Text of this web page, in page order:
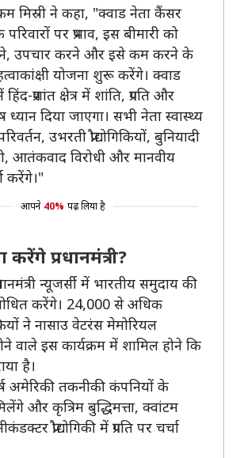
मिस्री ने कहा, "क्वाड नेता कैंसर
पर प्रभाव, इस बीमारी को
उपचार करने और इसे कम करने के
योजना शुरू करेंगे। क्वाड
प्रशांत क्षेत्र में शांति, प्रगति और
ध्यान दिया जाएगा। सभी नेता स्वास्थ्य
उभरती प्रौद्योगिकियों, बुनियादी
आतंकवाद विरोधी और मानवीय
करेंगे।"
आपने 40% पढ़ लिया है
करेंगे प्रधानमंत्री?
न्यूजर्सी में भारतीय समुदाय की
करेंगे। 24,000 से अधिक
ने नासाउ वेटरंस मेमोरियल
वाले इस कार्यक्रम में शामिल होने कि
है।
अमेरिकी तकनीकी कंपनियों के
और कृत्रिम बुद्धिमत्ता, क्वांटम
प्रौद्योगिकी में प्रगति पर चर्चा